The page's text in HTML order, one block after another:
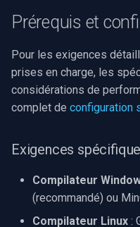
publicités
Cas d'usage 3 :
de contenu avec zones
ignorées
Mode essai
Licence commerciale
Dépannage
Prérequis et
Pour les exigences
prises en charge, les
considérations de
complet de configuration
Exigences
Compilateur
(recommandé) ou
Compilateur Linux :